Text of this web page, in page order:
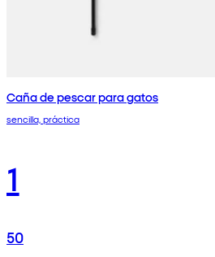
Caña de pescar para gatos
sencilla, práctica
1
50